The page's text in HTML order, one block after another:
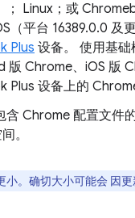
； Linux；或
（平台 16389.0.0 及
Plus 设备。 使用基础
版 Chrome、iOS 版
Plus 设备上的
含 Chrome 配置文件
。
小。确切大小可能会 因更